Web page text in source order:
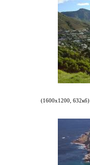
(1600х1200, 632кб)